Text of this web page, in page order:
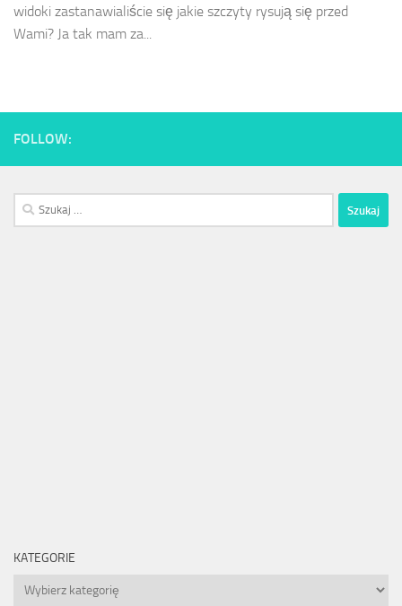
widoki zastanawialiście się jakie szczyty rysują się przed
Wami? Ja tak mam za...
FOLLOW:
Szukaj:
KATEGORIE
Kategorie